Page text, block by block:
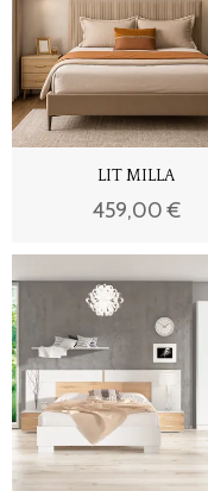
LIT MILLA
459,00 €